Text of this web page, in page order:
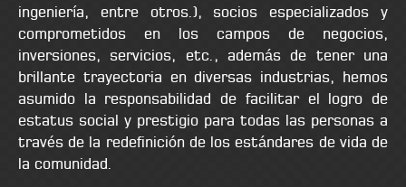
ingeniería, entre otros.), socios especializados y
comprometidos en los campos de negocios,
inversiones, servicios, etc., además de tener una
brillante trayectoria en diversas industrias, hemos
asumido la responsabilidad de facilitar el logro de
estatus social y prestigio para todas las personas a
través de la redefinición de los estándares de vida de
la comunidad.